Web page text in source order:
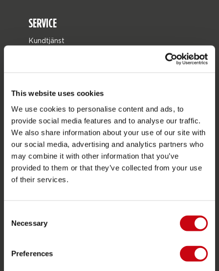
This website uses cookies
We use cookies to personalise content and ads, to
provide social media features and to analyse our traffic.
We also share information about your use of our site with
our social media, advertising and analytics partners who
may combine it with other information that you’ve
provided to them or that they’ve collected from your use
of their services.
Selection
Necessary
Preferences
SERVICE
Kundtjänst
Leverans
Beställning och betalning
Garanti och reparationer
Butikssökare
Reservdelar
JOBE SPORTS
Om Jobe